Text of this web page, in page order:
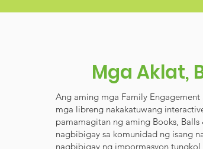
Mga Aklat,
Ang aming mga Family
mga libreng nakakatuwang
pamamagitan ng aming Books, Balls
nagbibigay sa komunidad ng isang
nagbibigay ng impormasyon